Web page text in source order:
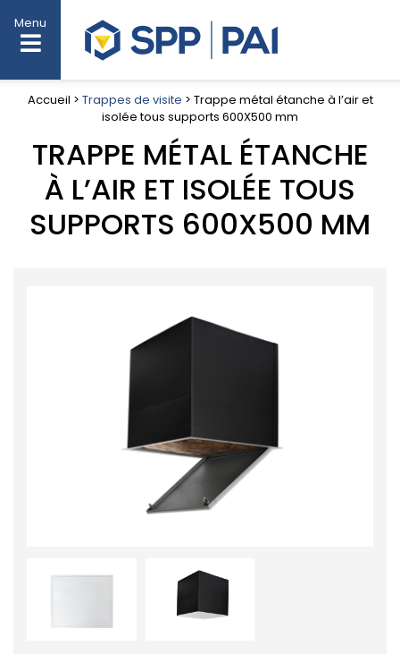
Menu
Accueil > Trappes de visite > Trappe métal étanche à l’air et
isolée tous supports 600X500 mm
TRAPPE MÉTAL ÉTANCHE
À L’AIR ET ISOLÉE TOUS
SUPPORTS 600X500 MM